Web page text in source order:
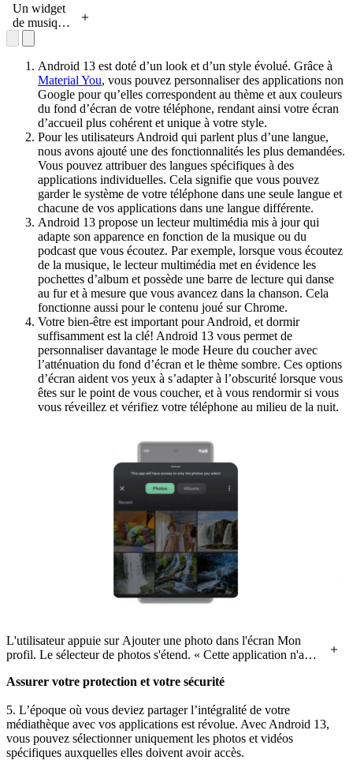
complémentaires
et des icônes
d'applications
assorties au fond
d'écran
témoigne de la
personnalisation.
l'application
Google
Maps est
ouverte sur
téléphone
Android 13
verrouillé.
Español
(Estados
Unidos) est
coché sous
"Suggéré".
Un widget
de musique
est mis en
évidence,
montrant
chanson de
Carrie
Underwood
en cours de
lecture. La
barre de
lecture
multimédia
se déplace
de haut en
bas au fur
et à mesure
que la
chanson
progresse
sur l'écran
de l'appareil
Android
Android 13 est doté d’un look et d’un style évolué. Grâce à
Material You, vous pouvez personnaliser des applications non
Google pour qu’elles correspondent au thème et aux couleurs
du fond d’écran de votre téléphone, rendant ainsi votre écran
d’accueil plus cohérent et unique à votre style.
Pour les utilisateurs Android qui parlent plus d’une langue,
nous avons ajouté une des fonctionnalités les plus demandées.
Vous pouvez attribuer des langues spécifiques à des
applications individuelles. Cela signifie que vous pouvez
garder le système de votre téléphone dans une seule langue et
chacune de vos applications dans une langue différente.
Android 13 propose un lecteur multimédia mis à jour qui
adapte son apparence en fonction de la musique ou du
podcast que vous écoutez. Par exemple, lorsque vous écoutez
de la musique, le lecteur multimédia met en évidence les
pochettes d’album et possède une barre de lecture qui danse
au fur et à mesure que vous avancez dans la chanson. Cela
fonctionne aussi pour le contenu joué sur Chrome.
Votre bien-être est important pour Android, et dormir
suffisamment est la clé! Android 13 vous permet de
personnaliser davantage le mode Heure du coucher avec
l’atténuation du fond d’écran et le thème sombre. Ces options
d’écran aident vos yeux à s’adapter à l’obscurité lorsque vous
êtes sur le point de vous coucher, et à vous rendormir si vous
vous réveillez et vérifiez votre téléphone au milieu de la nuit.
L'utilisateur appuie sur Ajouter une photo dans l'écran Mon
profil. Le sélecteur de photos s'étend. « Cette application n'aura
de l'écran. L'utilisateur choisit une image à partager avec
Assurer votre protection et votre sécurité
5. L’époque où vous deviez partager l’intégralité de votre
médiathèque avec vos applications est révolue. Avec Android 13,
vous pouvez sélectionner uniquement les photos et vidéos
spécifiques auxquelles elles doivent avoir accès.